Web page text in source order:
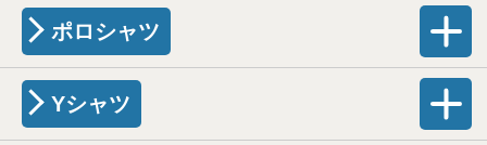
ポロシャツ
Yシャツ